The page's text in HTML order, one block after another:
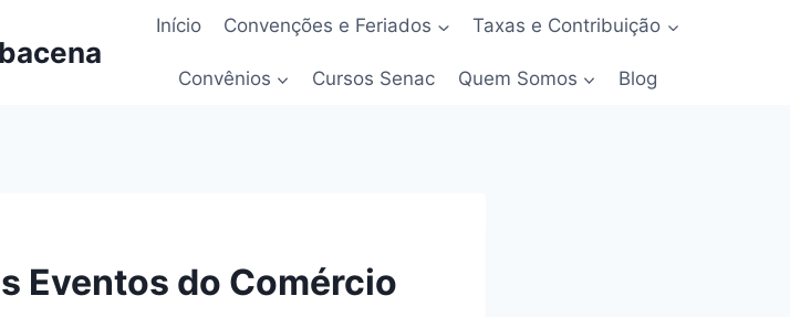
Início Convenções e Feriados Taxas e Contribuição
Convênios Cursos Senac Quem Somos Blog
Eventos do Comércio